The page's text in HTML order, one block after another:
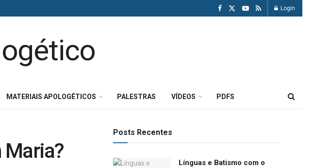
Login
MATERIAIS APOLOGÉTICOS PALESTRAS VÍDEOS PDFS
Maria?
Posts Recentes
Línguas e Batismo com o